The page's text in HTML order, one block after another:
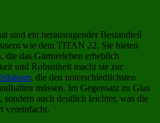
sind ein herausragender Bestandteil
wie dem TITAN 22. Sie bieten
das Gärtnerleben erheblich
und Robustheit macht sie zur
, die den unterschiedlichsten
müssen. Im Gegensatz zu Glas
sondern auch deutlich leichter, was die
vereinfacht.